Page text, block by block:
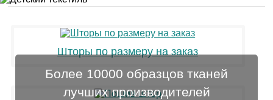
Более 10000 образцов тканей
лучших производителей
Шторы по размеру на заказ